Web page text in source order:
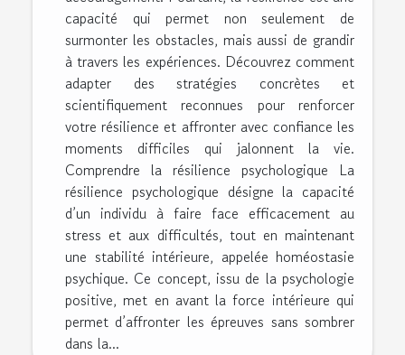
capacité qui permet non seulement de
surmonter les obstacles, mais aussi de grandir
à travers les expériences. Découvrez comment
adapter des stratégies concrètes et
scientifiquement reconnues pour renforcer
votre résilience et affronter avec confiance les
moments difficiles qui jalonnent la vie.
Comprendre la résilience psychologique La
résilience psychologique désigne la capacité
d’un individu à faire face efficacement au
stress et aux difficultés, tout en maintenant
une stabilité intérieure, appelée homéostasie
psychique. Ce concept, issu de la psychologie
positive, met en avant la force intérieure qui
permet d’affronter les épreuves sans sombrer
dans la...